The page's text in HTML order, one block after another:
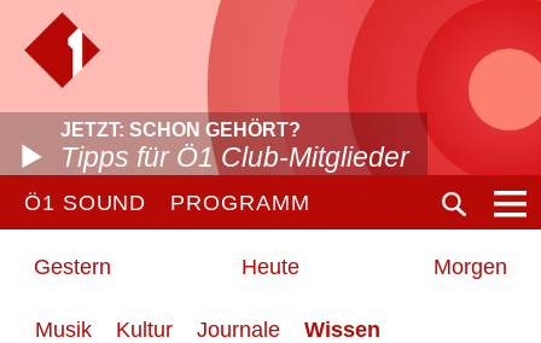
JETZT: SCHON GEHÖRT?
Tipps für Ö1 Club-Mitglieder
Ö1 SOUND PROGRAMM
Gestern Heute Morgen
Musik Kultur Journale
Wissen